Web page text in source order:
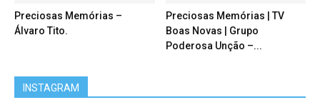
Preciosas Memórias –
Álvaro Tito.
Preciosas Memórias | TV
Boas Novas | Grupo
Poderosa Unção –...
INSTAGRAM